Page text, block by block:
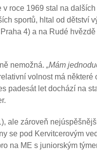
roce 1969 stal na
sportů, hltal od dětství
4) a na Rudé
nemožná. „Mám
volnost má
padesát let dochází na
ale zároveň
se pod Kervitcerovým
na ME s juniorským